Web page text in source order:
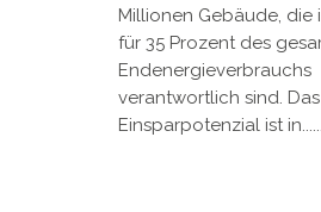
Millionen Gebäude, die
für 35 Prozent des
Endenergieverbrauchs
verantwortlich sind. Das
Einsparpotenzial ist in......